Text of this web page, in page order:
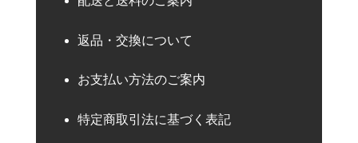
返品・交換について
お支払い方法のご案内
特定商取引法に基づく表記